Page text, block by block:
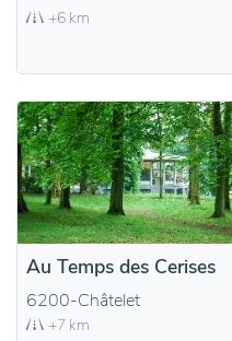
+6 km
Au Temps des Cerises
6200-Châtelet
+7 km